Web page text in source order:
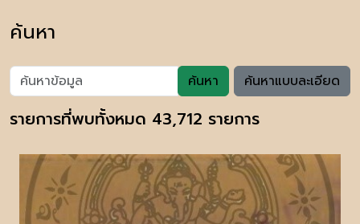
ค้นหา
ค้นหา ค้นหาแบบละเอียด
รายการที่พบทั้งหมด 43,712 รายการ